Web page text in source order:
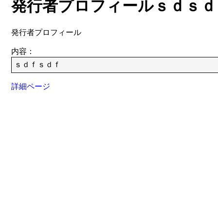
発行者プロフィールｓｄｓ
発行者プロフィール
内容：
ｓｄｆｓｄｆ
詳細ページ